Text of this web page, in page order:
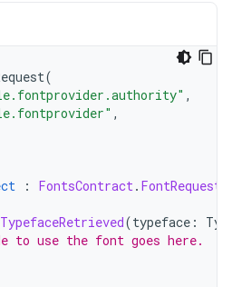
(
,
,
: FontsContract.
(typeface :
to use the font goes here.